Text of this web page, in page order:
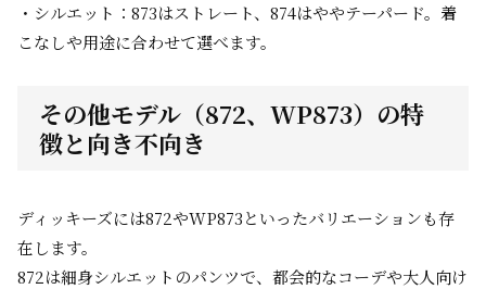
・シルエット：873はストレート、874はややテーパード。着
こなしや用途に合わせて選べます。
その他モデル（872、WP873）の特
徴と向き不向き
ディッキーズには872やWP873といったバリエーションも存
在します。
872は細身シルエットのパンツで、都会的なコーデや大人向け